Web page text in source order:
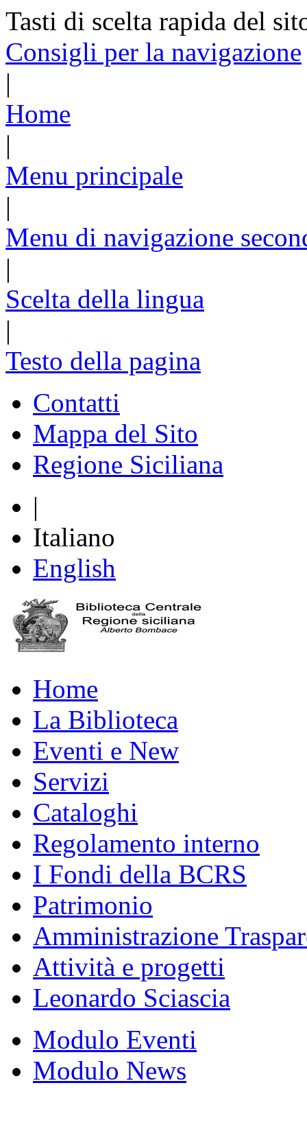
Tasti di scelta rapida del
Consigli per la navigazione
|
Home
|
Menu principale
|
Menu di navigazione
|
Scelta della lingua
|
Testo della pagina
Contatti
Mappa del Sito
Regione Siciliana
|
Italiano
English
Home
La Biblioteca
Eventi e New
Servizi
Cataloghi
Regolamento interno
I Fondi della BCRS
Patrimonio
Amministrazione
Attività e progetti
Leonardo Sciascia
Modulo Eventi
Modulo News